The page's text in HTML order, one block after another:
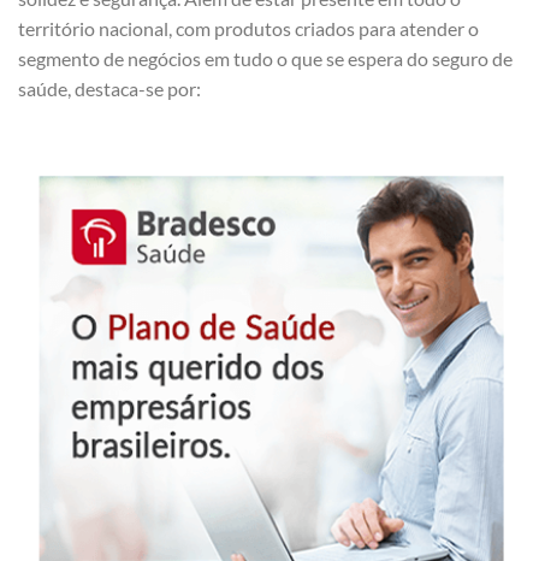
território nacional, com produtos criados para atender o
segmento de negócios em tudo o que se espera do seguro de
saúde, destaca-se por: